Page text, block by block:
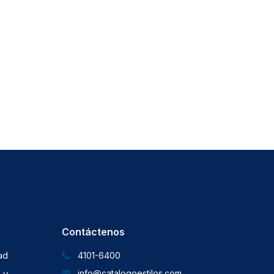
Contáctenos
4101-6400